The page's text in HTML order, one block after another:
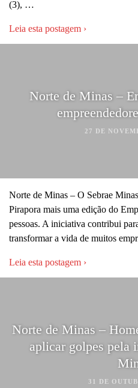
(3), …
Leia esta postagem ›
Norte de Minas –
27 DE
Norte de Minas – O Sebrae
Pirapora mais uma edição do
pessoas. A iniciativa contribui
transformar a vida de muitos
Leia esta postagem ›
Norte de Minas –
aplicar golpes pela
31 DE